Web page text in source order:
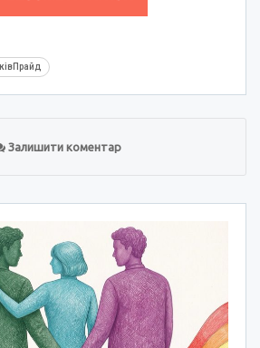
Залишити коментар